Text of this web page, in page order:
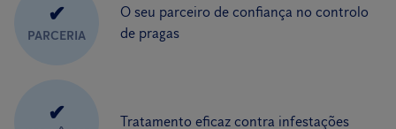
✔
PARCERIA
O seu parceiro de confiança no controlo
de pragas
✔ Tratamento eficaz contra infestações